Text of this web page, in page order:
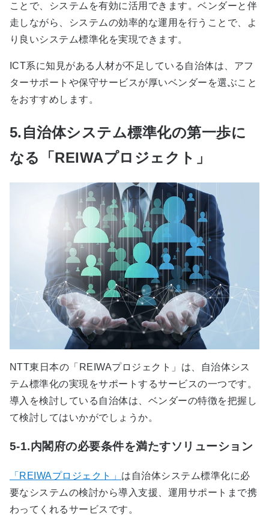
ことで、システムを有効に活用できます。ベンダーと伴
走しながら、システムの効率的な運用を行うことで、よ
り良いシステム標準化を実現できます。
ICT系に知見がある人材が不足している自治体は、アフ
ターサポートや保守サービスが厚いベンダーを選ぶこと
をおすすめします。
5.自治体システム標準化の第一歩に
なる「REIWAプロジェクト」
NTT東日本の「REIWAプロジェクト」は、自治体シス
テム標準化の実現をサポートするサービスの一つです。
導入を検討している自治体は、ベンダーの特徴を把握し
て検討してはいかがでしょうか。
5-1.内閣府の必要条件を満たすソリューション
「REIWAプロジェクト」 は自治体システム標準化に必
要なシステムの検討から導入支援、運用サポートまで携
わってくれるサービスです。